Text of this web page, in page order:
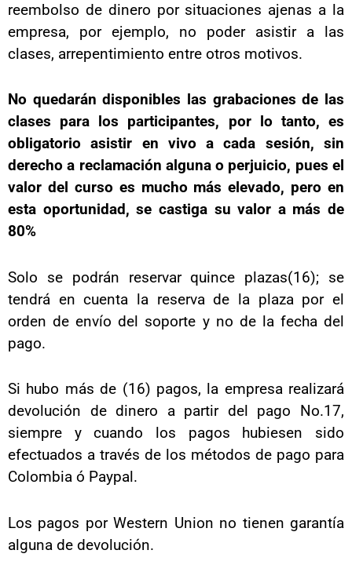
reembolso de dinero por situaciones ajenas a la
empresa, por ejemplo, no poder asistir a las
clases, arrepentimiento entre otros motivos.
No quedarán disponibles las grabaciones de las
clases para los participantes, por lo tanto, es
obligatorio asistir en vivo a cada sesión, sin
derecho a reclamación alguna o perjuicio, pues el
valor del curso es mucho más elevado, pero en
esta oportunidad, se castiga su valor a más de
80%
Solo se podrán reservar quince plazas(16); se
tendrá en cuenta la reserva de la plaza por el
orden de envío del soporte y no de la fecha del
pago.
Si hubo más de (16) pagos, la empresa realizará
devolución de dinero a partir del pago No.17,
siempre y cuando los pagos hubiesen sido
efectuados a través de los métodos de pago para
Colombia ó Paypal.
Los pagos por Western Union no tienen garantía
alguna de devolución.